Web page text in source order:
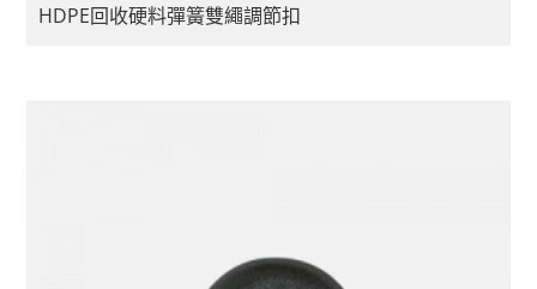
HDPE回收硬料彈簧雙繩調節扣